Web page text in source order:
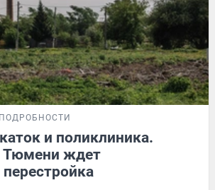
ПОДРОБНОСТИ
и поликлиника.
Тюмени ждет